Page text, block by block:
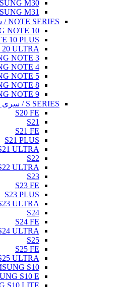
M30
M31
NOTE SERIES / سری NOTE
NOTE 10
10 PLUS
ULTRA
NOTE 3
NOTE 4
NOTE 5
NOTE 8
NOTE 9
S SERIES / سری S
S20 FE
S21
S21 FE
S21 PLUS
ULTRA
S22
ULTRA
S23
S23 FE
S23 PLUS
ULTRA
S24
S24 FE
ULTRA
S25
S25 FE
ULTRA
S10
S10 E
S10 LITE